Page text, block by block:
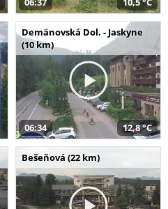
Demänovská Dol. - Jaskyne
(10 km)
06:34 12,8 °C
Bešeňová (22 km)